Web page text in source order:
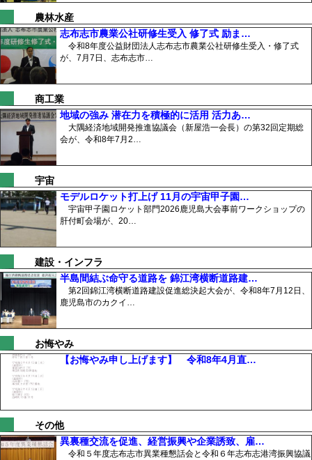
農林水産
志布志市農業公社研修生受入 修了式 励ま…
令和8年度公益財団法人志布志市農業公社研修生受入・修了式
が、7月7日、志布志市…
商工業
地域の強み 潜在力を積極的に活用 活力あ…
大隅経済地域開発推進協議会（新屋浩一会長）の第32回定期総
会が、令和8年7月2…
宇宙
モデルロケット打上げ 11月の宇宙甲子園…
宇宙甲子園ロケット部門2026鹿児島大会事前ワークショップの
肝付町会場が、20…
建設・インフラ
半島間結ぶ命守る道路を 錦江湾横断道路建…
第2回錦江湾横断道路建設促進総決起大会が、令和8年7月12日、
鹿児島市のカクイ…
お悔やみ
【お悔やみ申し上げます】 令和8年4月直…
その他
異裏種交流を促進、経営振興や企業誘致、雇…
令和５年度志布志市異業種懇話会と令和６年志布志港湾振興協議